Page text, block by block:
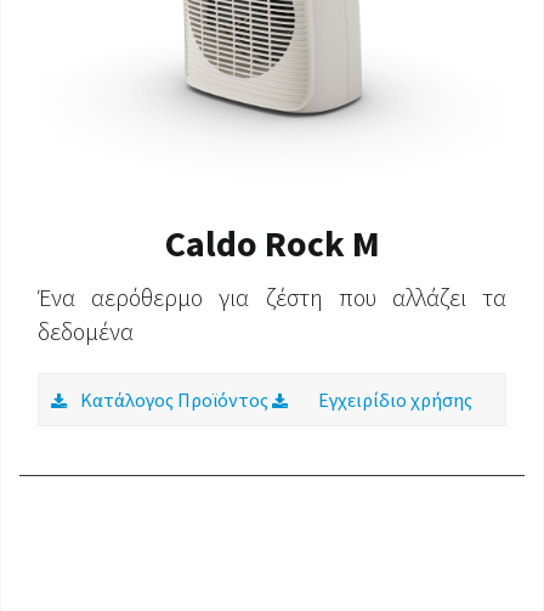
Caldo Rock M
Ένα αερόθερμο για ζέστη που αλλάζει τα
δεδομένα
Κατάλογος Προϊόντος Εγχειρίδιο χρήσης